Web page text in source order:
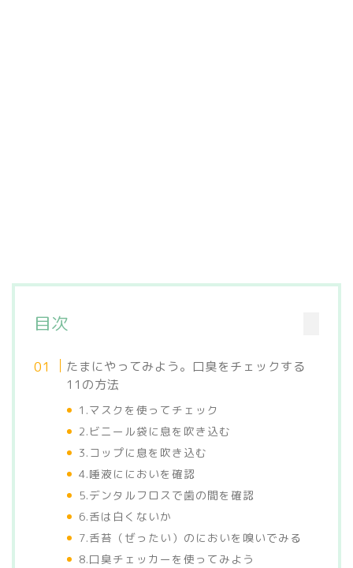
目次
たまにやってみよう。口臭をチェックする
11の方法
1.マスクを使ってチェック
2.ビニール袋に息を吹き込む
3.コップに息を吹き込む
4.唾液ににおいを確認
5.デンタルフロスで歯の間を確認
6.舌は白くないか
7.舌苔（ぜったい）のにおいを嗅いでみる
8.口臭チェッカーを使ってみよう